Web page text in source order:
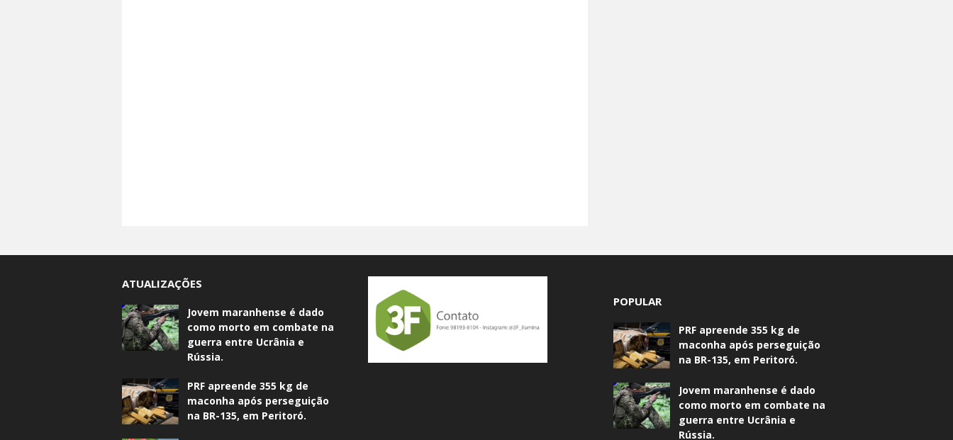
ATUALIZAÇÕES
Jovem maranhense é dado
como morto em combate na
guerra entre Ucrânia e
Rússia.
PRF apreende 355 kg de
maconha após perseguição
na BR-135, em Peritoró.
POPULAR
PRF apreende 355 kg de
maconha após perseguição
na BR-135, em Peritoró.
Jovem maranhense é dado
como morto em combate na
guerra entre Ucrânia e
Rússia.